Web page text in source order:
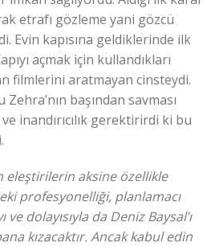
etrafı gözleme yani gözcü
Evin kapısına geldiklerinde ilk
açmak için kullandıkları
filmlerini aratmayan cinsteydi.
başından savması
inandırıcılık gerektirirdi ki bu
eleştirilerin aksine özellikle
profesyonelliği, planlamacı
ve dolayısıyla da Deniz Baysal’ı
kızacaktır. Ancak kabul edin